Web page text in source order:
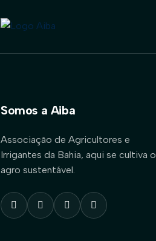
Somos a Aiba
Associação de Agricultores e
Irrigantes da Bahia, aqui se cultiva o
agro sustentável.